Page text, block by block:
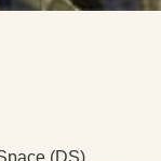
(DS)